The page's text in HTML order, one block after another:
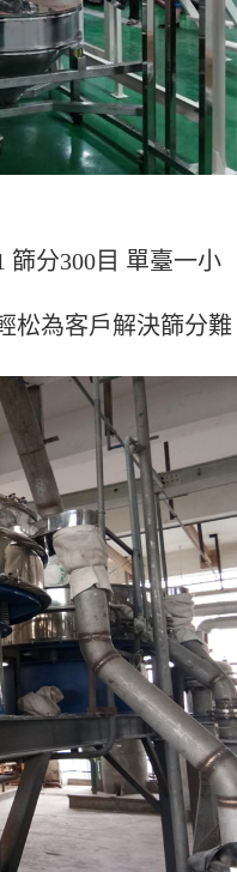
篩分300目 單臺一小
松為客戶解決篩分難